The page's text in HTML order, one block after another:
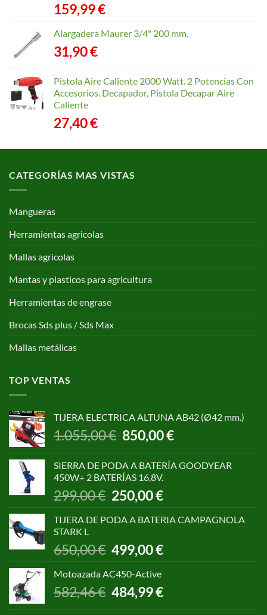
159,99€
Alargadera Maurer 3/4" 200 mm.
31,90€
Pistola Aire Caliente 2000 Watt. 2 Potencias Con
Accesorios. Decapador, Pistola Decapar Aire
Caliente
27,40€
CATEGORÍAS MAS VISTAS
Mangueras
Herramientas agricolas
Mallas agricolas
Mantas y plasticos para agricultura
Herramientas de engrase
Brocas Sds plus / Sds Max
Mallas metálicas
TOP VENTAS
TIJERA ELECTRICA ALTUNA AB42 (Ø42 mm.)
1.055,00€ El
precio
era:
1.055,00 €.
850,00€El
precio
es:
SIERRA DE PODA A BATERÍA GOODYEAR
450W+ 2 BATERÍAS 16,8V.
299,00€ El
precio
original
250,00€El
precio
actual
TIJERA DE PODA A BATERIA CAMPAGNOLA
STARK L
650,00€
El
precio
original
650,00 €.
499,00€El
precio
499,00 €.
Motoazada AC450-Active
582,46€
El
precio
484,99€El
precio